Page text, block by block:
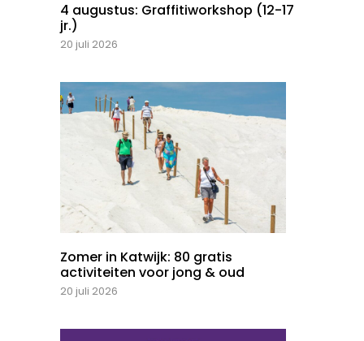
4 augustus: Graffitiworkshop (12-17
jr.)
20 juli 2026
Zomer in Katwijk: 80 gratis
activiteiten voor jong & oud
20 juli 2026